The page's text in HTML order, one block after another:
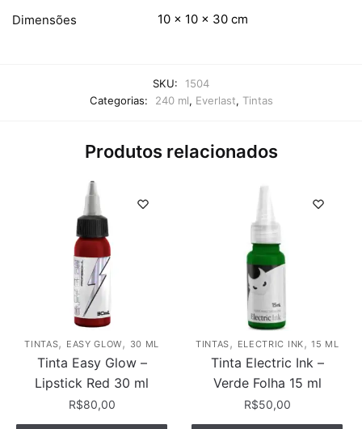
Dimensões
10 × 10 × 30 cm
SKU:
1504
Categorias:
240 ml, Everlast, Tintas
Produtos relacionados
TINTAS, EASY GLOW, 30 ML
Tinta Easy Glow –
Lipstick Red 30 ml
R$80,00
TINTAS, ELECTRIC INK,15 ML
Tinta Electric Ink –
Verde Folha 15 ml
R$50,00